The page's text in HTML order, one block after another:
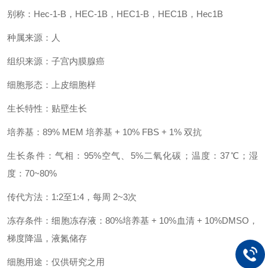
别称：Hec-1-B，HEC-1B，HEC1-B，HEC1B，Hec1B
种属来源：人
组织来源：子宫内膜腺癌
细胞形态：上皮细胞样
生长特性：贴壁生长
培养基：89% MEM 培养基 + 10% FBS + 1% 双抗
生长条件：气相：95%空气、5%二氧化碳；温度：37℃；湿
度：70~80%
传代方法：1:2至1:4，每周 2~3次
冻存条件：细胞冻存液：80%培养基 + 10%血清 + 10%DMSO，
梯度降温，液氮储存
细胞用途：仅供研究之用